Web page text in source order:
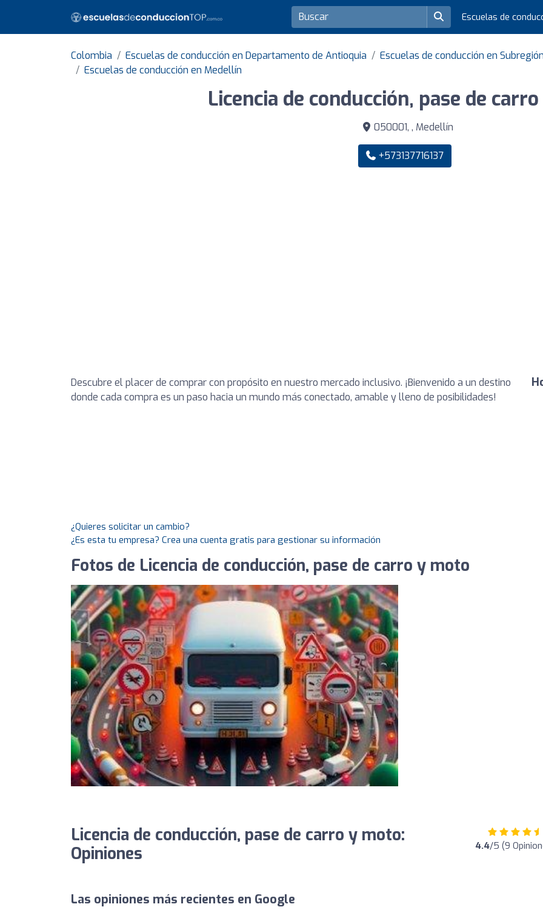
Escuelas de
Colombia Escuelas de conducción en Departamento de Antioquia
Escuelas de conducción en
Escuelas de conducción en Medellín
Licencia de conducción, pase de
050001, , Medellín
+573137716137
Descubre el placer de comprar con propósito en nuestro mercado inclusivo. ¡Bienvenido a un destino
donde cada compra es un paso hacia un mundo más conectado, amable y lleno de posibilidades!
¿Quieres solicitar un cambio?
¿Es esta tu empresa? Crea una cuenta gratis para gestionar su información
Fotos de Licencia de conducción, pase de carro y moto
Licencia de conducción, pase de carro y moto:
Opiniones
4.4/5 (9
Las opiniones más recientes en Google